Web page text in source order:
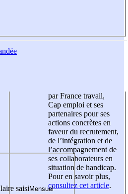
saisi
par France travail,
Cap emploi et ses
partenaires pour ses
actions concrètes en
faveur du recrutement,
de l’intégration et de
l’accompagnement de
ses collaborateurs en
situation de handicap.
Pour en savoir plus,
consultez cet article.